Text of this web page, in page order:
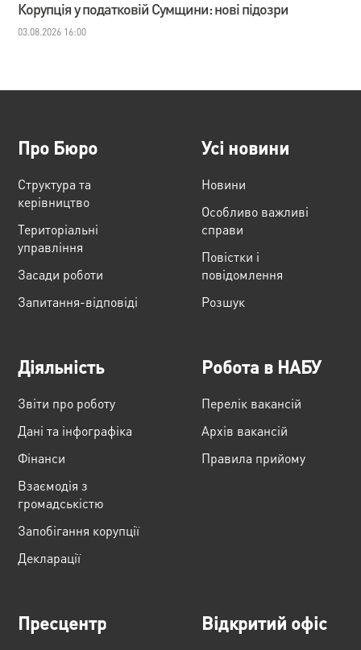
Корупція у податковій Сумщини: нові підозри
03.08.2026 16:00
Про Бюро
Структура та
керівництво
Територіальні
управління
Засади роботи
Запитання-відповіді
Усі новини
Новини
Особливо важливі
справи
Повістки і
повідомлення
Розшук
Діяльність
Звіти про роботу
Дані та інфографіка
Фінанси
Взаємодія з
громадськістю
Запобігання корупції
Декларації
Робота в НАБУ
Перелік вакансій
Архів вакансій
Правила прийому
Пресцентр Відкритий офіс